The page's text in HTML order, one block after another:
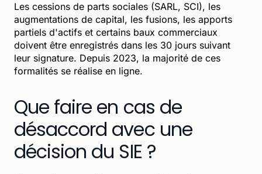
Les cessions de parts sociales (SARL, SCI), les
augmentations de capital, les fusions, les apports
partiels d'actifs et certains baux commerciaux
doivent être enregistrés dans les 30 jours suivant
leur signature. Depuis 2023, la majorité de ces
formalités se réalise en ligne.
Que faire en cas de
désaccord avec une
décision du SIE ?